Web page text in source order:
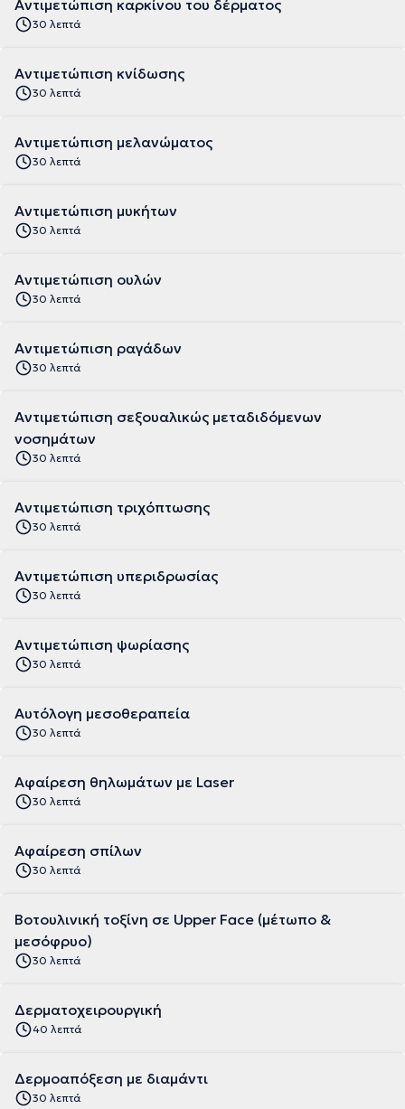
Αντιμετώπιση καρκίνου του δέρματος
30 λεπτά
Αντιμετώπιση κνίδωσης
30 λεπτά
Αντιμετώπιση μελανώματος
30 λεπτά
Αντιμετώπιση μυκήτων
30 λεπτά
Αντιμετώπιση ουλών
30 λεπτά
Αντιμετώπιση ραγάδων
30 λεπτά
Αντιμετώπιση σεξουαλικώς μεταδιδόμενων
νοσημάτων
30 λεπτά
Αντιμετώπιση τριχόπτωσης
30 λεπτά
Αντιμετώπιση υπεριδρωσίας
30 λεπτά
Αντιμετώπιση ψωρίασης
30 λεπτά
Αυτόλογη μεσοθεραπεία
30 λεπτά
Αφαίρεση θηλωμάτων με Laser
30 λεπτά
Αφαίρεση σπίλων
30 λεπτά
Βοτουλινική τοξίνη σε Upper Face (μέτωπο &
μεσόφρυο)
30 λεπτά
Δερματοχειρουργική
40 λεπτά
Δερμοαπόξεση με διαμάντι
30 λεπτά